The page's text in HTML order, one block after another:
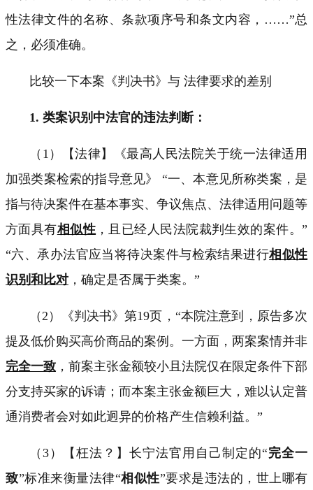
性法律文件的名称、条款项序号和条文内容， ……”总
之，必须准确。
比较一下本案《判决书》与 法律要求的差别
1.类案识别中法官的违法判断：
（ 1 ）【法律】《最高人民法院关于统一法律适用
加强类案检索的指导意见》
“一、本意见所称类案，是
指与待决案件在基本事实、争议焦点、法律适用问题等
方面具有相似性 ，且已经人民法院裁判生效的案件。”
“六、承办法官应当将待决案件与检索结果进行相似性
识别和比对 ，确定是否属于类案。 ”
（ 2 ） 《判决书》第19页，“本院注意到，原告多次
提及低价购买高价商品的案例。一方面，两案案情并非
完全一致 ，前案主张金额较小且法院仅在限定条件下部
分支持买家的诉请；而本案主张金额巨大，难以认定普
通消费者会对如此迥异的价格产生信赖利益。”
（3 ）【枉法？】长宁法官用自己制定的“完全一
致”标准来衡量法律“相似性”要求是违法的，世上哪有